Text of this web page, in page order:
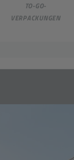
TO-GO-
VERPACKUNGEN